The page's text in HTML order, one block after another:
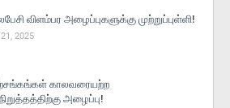
விளம்பர அழைப்புகளுக்கு முற்றுப்புள்ளி!
2025
காலவரையற்ற
அழைப்பு!